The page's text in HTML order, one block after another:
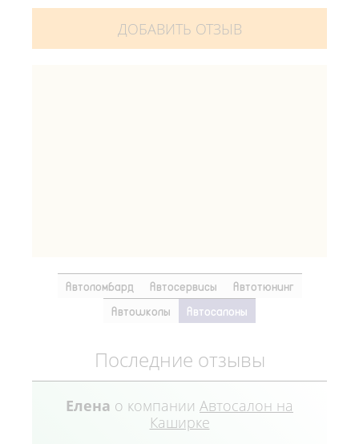
ДОБАВИТЬ ОТЗЫВ
Автоломбард Автосервисы
Автотюнинг
Автошколы
Автосалоны
Последние отзывы
Елена о компании Автосалон на
Каширке